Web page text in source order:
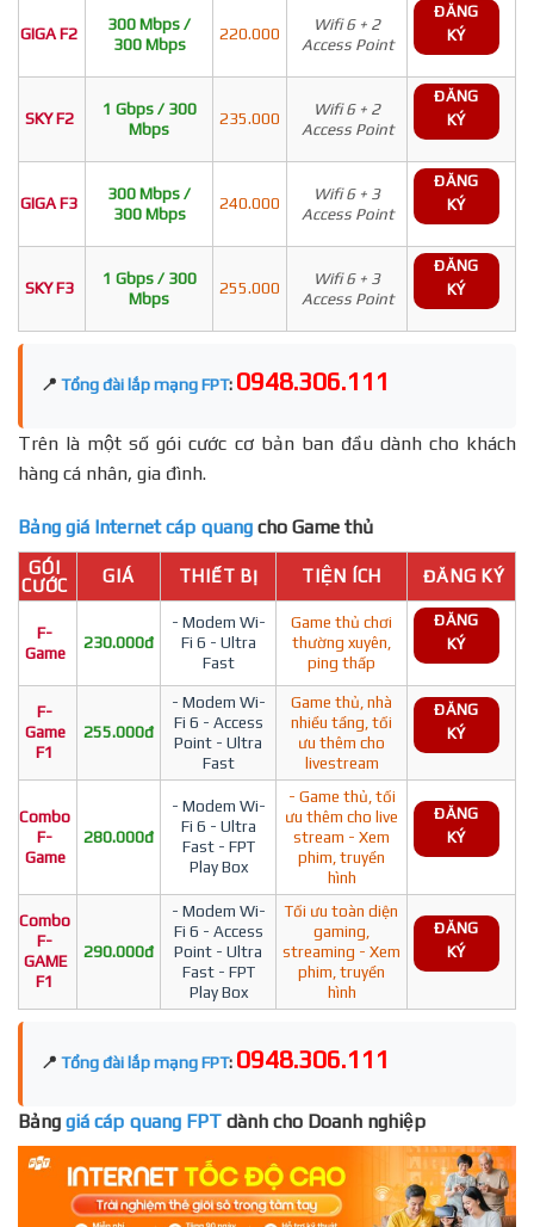
GIGA F2
300 Mbps /
300 Mbps
220.000
Wifi 6 + 2
Access Point
ĐĂNG
KÝ
SKY F2
1 Gbps / 300
Mbps
235.000
Wifi 6 + 2
Access Point
ĐĂNG
KÝ
GIGA F3
300 Mbps /
300 Mbps
240.000
Wifi 6 + 3
Access Point
ĐĂNG
KÝ
SKY F3
1 Gbps / 300
Mbps
255.000
Wifi 6 + 3
Access Point
ĐĂNG
KÝ
📍 Tổng đài lắp mạng FPT: 0948.306.111
Trên là một số gói cước cơ bản ban đầu dành cho khách
hàng cá nhân, gia đình.
Bảng giá Internet cáp quang cho Game thủ
GÓI
CƯỚC
GIÁ THIẾT BỊ TIỆN ÍCH ĐĂNG KÝ
F-
Game
230.000đ
- Modem Wi-
Fi 6 - Ultra
Fast
Game thủ chơi
thường xuyên,
ping thấp
ĐĂNG
KÝ
F-
Game
F1
255.000đ
- Modem Wi-
Fi 6 - Access
Point - Ultra
Fast
Game thủ, nhà
nhiều tầng, tối
ưu thêm cho
livestream
ĐĂNG
KÝ
Combo
F-
Game
280.000đ
- Modem Wi-
Fi 6 - Ultra
Fast - FPT
Play Box
- Game thủ, tối
ưu thêm cho live
stream - Xem
phim, truyền
hình
ĐĂNG
KÝ
Combo
F-
GAME
F1
290.000đ
- Modem Wi-
Fi 6 - Access
Point - Ultra
Fast - FPT
Play Box
Tối ưu toàn diện
gaming,
streaming - Xem
phim, truyền
hình
ĐĂNG
KÝ
📍 Tổng đài lắp mạng FPT: 0948.306.111
Bảng giá cáp quang FPT dành cho Doanh nghiệp